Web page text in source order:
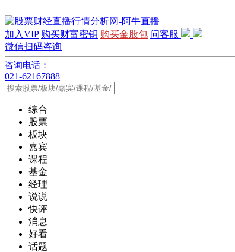
加入VIP 购买财富密钥 购买金股包 问客服
微信扫码咨询
咨询电话：
021-62167888
综合
股票
板块
嘉宾
课程
基金
经理
说说
快评
消息
好看
话题